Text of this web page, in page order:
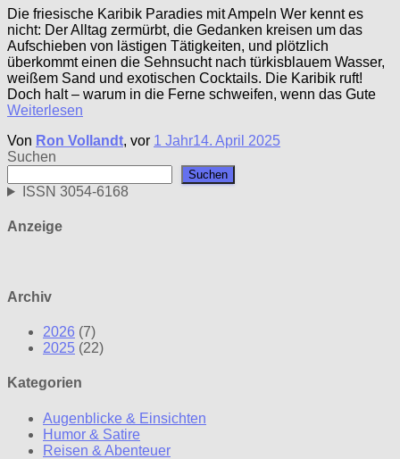
Die friesische Karibik Paradies mit Ampeln Wer kennt es
nicht: Der Alltag zermürbt, die Gedanken kreisen um das
Aufschieben von lästigen Tätigkeiten, und plötzlich
überkommt einen die Sehnsucht nach türkisblauem Wasser,
weißem Sand und exotischen Cocktails. Die Karibik ruft!
Doch halt – warum in die Ferne schweifen, wenn das Gute
Weiterlesen
Von Ron Vollandt, vor 1 Jahr14. April 2025
Suchen
Suchen
ISSN 3054-6168
Anzeige
Archiv
2026 (7)
2025 (22)
Kategorien
Augenblicke & Einsichten
Humor & Satire
Reisen & Abenteuer